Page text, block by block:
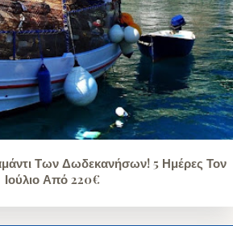
Των Δωδεκανήσων! 5 Ημέρες Τον
Ιούλιο Από 220€